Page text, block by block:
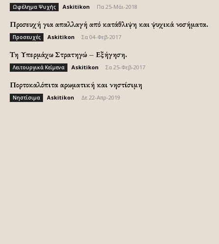
Ωφέλημα Ψυχής Askitikon Πα 25-Μάι-2018
Προσευχή για απαλλαγή από κατάθλιψη και ψυχικά νοσήματα.
Προσευχές Askitikon Σα 04-Φεβ-2017
Τη Υπερμάχω Στρατηγώ – Εξήγηση.
Λειτουργικά Κείμενα Askitikon Σα 25-Φεβ-2017
Πορτοκαλόπιτα αρωματική και νηστίσιμη
Νηστίσιμα Askitikon Δε 22-Απρ-2019